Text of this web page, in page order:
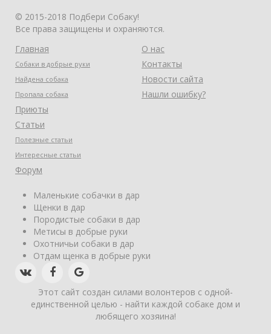
© 2015-2018 Подбери Собаку!
Все права защищены и охраняются.
Главная
Собаки в добрые руки
Найдена собака
Пропала собака
Приюты
Статьи
Полезные статьи
Интересные статьи
Форум
О нас
Контакты
Новости сайта
Нашли ошибку?
Маленькие собачки в дар
Щенки в дар
Породистые собаки в дар
Метисы в добрые руки
Охотничьи собаки в дар
Отдам щенка в добрые руки
Этот сайт создан силами волонтеров с одной-
единственной целью - найти каждой собаке дом и
любящего хозяина!